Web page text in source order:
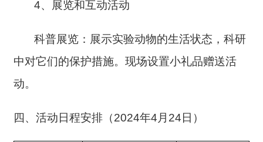
4、展览和互动活动
科普展览：展示实验动物的生活状态，科研
中对它们的保护措施。现场设置小礼品赠送活
动。
四、活动日程安排（2024年4月24日）